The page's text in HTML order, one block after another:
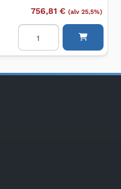
756,81 € (alv 25,5%)
Pesupöytä
Northern
Europe
ROOSA